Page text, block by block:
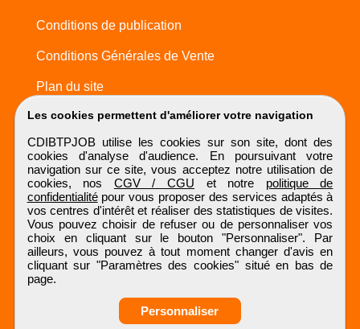
Les cookies permettent d'améliorer votre navigation
CDIBTPJOB utilise les cookies sur son site, dont des
cookies d'analyse d'audience. En poursuivant votre
navigation sur ce site, vous acceptez notre utilisation de
cookies, nos CGV / CGU et notre politique de
confidentialitépour vous proposer des services adaptés à
vos centres d'intérêt et réaliser des statistiques de visites.
Vous pouvez choisir de refuser ou de personnaliser vos
choix en cliquant sur le bouton "Personnaliser". Par
ailleurs, vous pouvez à tout moment changer d'avis en
cliquant sur "Paramètres des cookies" situé en bas de
page.
Personnaliser
Conditions de publication
Conditions Générales de Vente
Plan du site